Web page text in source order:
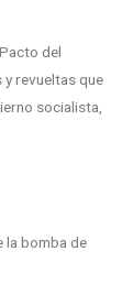
del
revueltas que
socialista,
la bomba de